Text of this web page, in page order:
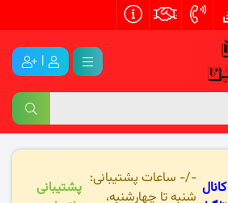
|
کانال -/- ساعات پشتیبانی:
شنبه تا چهارشنبه،
پشتیبانی